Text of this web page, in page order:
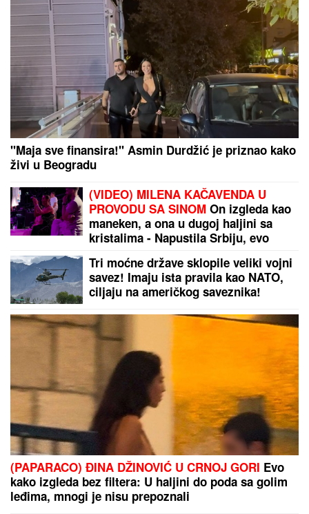
RASKINULI TEODORA I BEBICAOstavila ga nakon
izlaska iz Elite 9 i uzela sve stvari: Ovo su detalji
Drama u Nišu! Marija zvala kliniku zbog Miljane,
nastao neviđeni haos